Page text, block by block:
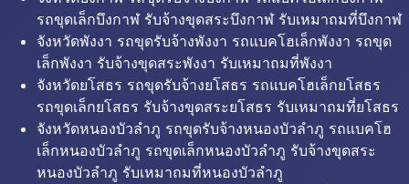
รถขุดเล็กบึงกาฬ รับจ้างขุดสระบึงกาฬ รับเหมาถมที่บึงกาฬ
จังหวัดพังงา รถขุดรับจ้างพังงา รถแบคโฮเล็กพังงา รถขุด
เล็กพังงา รับจ้างขุดสระพังงา รับเหมาถมที่พังงา
จังหวัดยโสธร รถขุดรับจ้างยโสธร รถแบคโฮเล็กยโสธร
รถขุดเล็กยโสธร รับจ้างขุดสระยโสธร รับเหมาถมที่ยโสธร
จังหวัดหนองบัวลำภู รถขุดรับจ้างหนองบัวลำภู รถแบคโฮ
เล็กหนองบัวลำภู รถขุดเล็กหนองบัวลำภู รับจ้างขุดสระ
หนองบัวลำภู รับเหมาถมที่หนองบัวลำภู